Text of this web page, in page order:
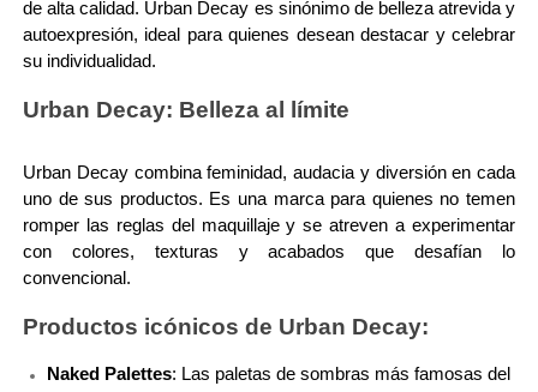
MAKEUP BY MARIO
MEDICUBE
MOROCCANOIL
de alta calidad. Urban Decay es sinónimo de belleza atrevida y
autoexpresión, ideal para quienes desean destacar y celebrar
su individualidad.
Urban Decay: Belleza al límite
Urban Decay combina feminidad, audacia y diversión en cada
uno de sus productos. Es una marca para quienes no temen
romper las reglas del maquillaje y se atreven a experimentar
con colores, texturas y acabados que desafían lo
convencional.
Productos icónicos de Urban Decay:
Naked Palettes: Las paletas de sombras más famosas del